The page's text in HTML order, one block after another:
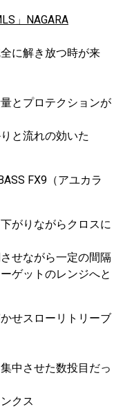
」NAGARA
に解き放つ時が来
とプロテクションが
と流れの効いた
FX9（アユカラ
がりながらクロスに
せながら一定の間隔
ゲットのレンジへと
せスローリトリーブ
中させた数投目だっ
クス